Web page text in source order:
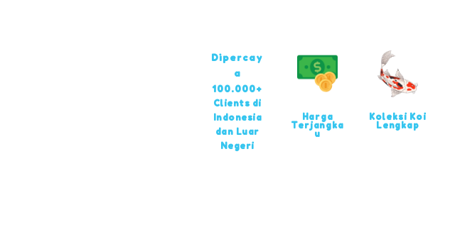
Dipercay
a
100.000+
Clients di
Indonesia
dan Luar
Negeri
Harga
Terjangka
u
Koleksi Koi
Lengkap